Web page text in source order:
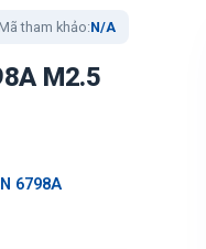
Mã tham khảo:N/A
M2.5
6798A